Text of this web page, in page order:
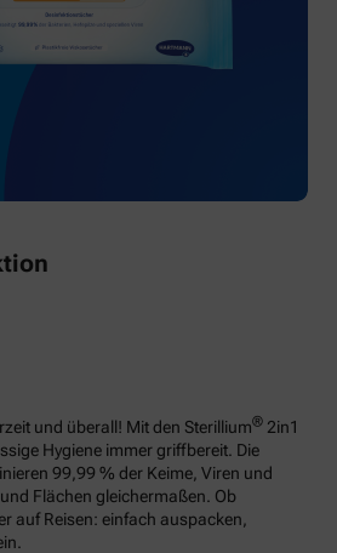
und überall! Mit den Sterillium® 2in1
Hygiene immer griffbereit. Die
99,99 % der Keime, Viren und
Flächen gleichermaßen. Ob
auf Reisen: einfach auspacken,